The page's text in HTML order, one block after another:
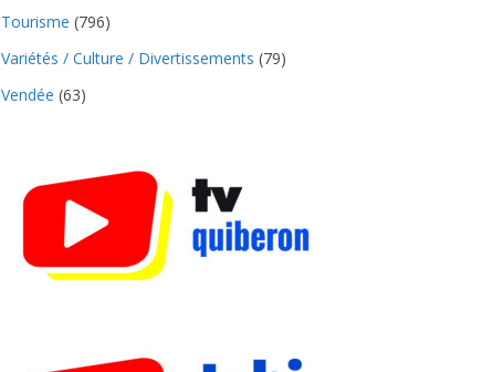
Tourisme (796)
Variétés / Culture / Divertissements (79)
Vendée (63)